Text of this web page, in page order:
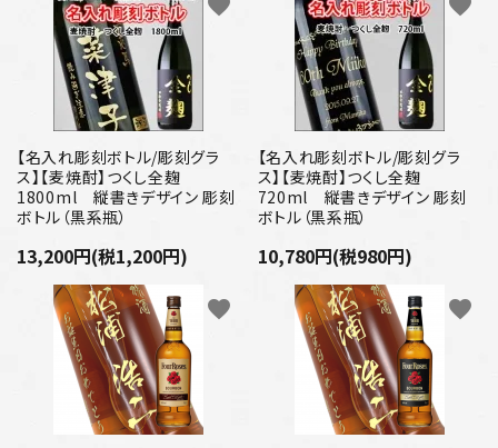
【名入れ彫刻ボトル/彫刻グラ
ス】【麦焼酎】つくし全麹
1800ml 縦書きデザイン 彫刻
ボトル（黒系瓶）
13,200円(税1,200円)
favorite
【名入れ彫刻ボトル/彫刻グラ
ス】【麦焼酎】つくし全麹
720ml 縦書きデザイン 彫刻
ボトル（黒系瓶）
10,780円(税980円)
favorite
favorite favorite